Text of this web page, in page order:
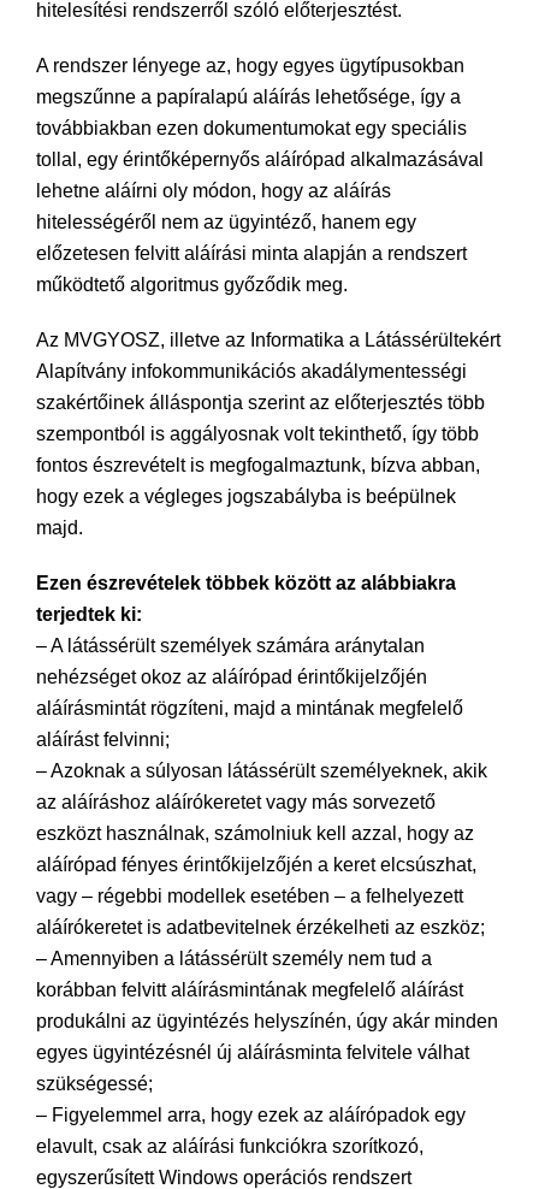
hitelesítési rendszerről szóló előterjesztést.
A rendszer lényege az, hogy egyes ügytípusokban
megszűnne a papíralapú aláírás lehetősége, így a
továbbiakban ezen dokumentumokat egy speciális
tollal, egy érintőképernyős aláírópad alkalmazásával
lehetne aláírni oly módon, hogy az aláírás
hitelességéről nem az ügyintéző, hanem egy
előzetesen felvitt aláírási minta alapján a rendszert
működtető algoritmus győződik meg.
Az MVGYOSZ, illetve az Informatika a Látássérültekért
Alapítvány infokommunikációs akadálymentességi
szakértőinek álláspontja szerint az előterjesztés több
szempontból is aggályosnak volt tekinthető, így több
fontos észrevételt is megfogalmaztunk, bízva abban,
hogy ezek a végleges jogszabályba is beépülnek
majd.
Ezen észrevételek többek között az alábbiakra
terjedtek ki:
– A látássérült személyek számára aránytalan
nehézséget okoz az aláírópad érintőkijelzőjén
aláírásmintát rögzíteni, majd a mintának megfelelő
aláírást felvinni;
– Azoknak a súlyosan látássérült személyeknek, akik
az aláíráshoz aláírókeretet vagy más sorvezető
eszközt használnak, számolniuk kell azzal, hogy az
aláírópad fényes érintőkijelzőjén a keret elcsúszhat,
vagy – régebbi modellek esetében – a felhelyezett
aláírókeretet is adatbevitelnek érzékelheti az eszköz;
– Amennyiben a látássérült személy nem tud a
korábban felvitt aláírásmintának megfelelő aláírást
produkálni az ügyintézés helyszínén, úgy akár minden
egyes ügyintézésnél új aláírásminta felvitele válhat
szükségessé;
– Figyelemmel arra, hogy ezek az aláírópadok egy
elavult, csak az aláírási funkciókra szorítkozó,
egyszerűsített Windows operációs rendszert